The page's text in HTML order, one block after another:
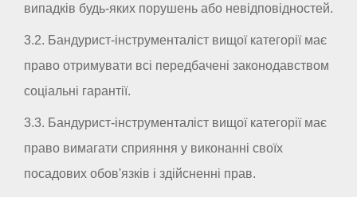
випадків будь-яких порушень або невідповідностей.
3.2. Бандурист-інструменталіст вищої категорії має
право отримувати всі передбачені законодавством
соціальні гарантії.
3.3. Бандурист-інструменталіст вищої категорії має
право вимагати сприяння у виконанні своїх
посадових обов'язків і здійсненні прав.